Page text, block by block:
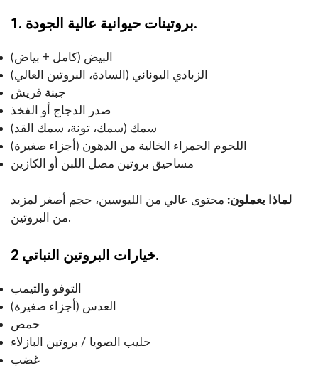
1. بروتينات حيوانية عالية الجودة.
البيض (كامل + بياض)
الزبادي اليوناني (السادة، البروتين العالي)
جبنة قريش
صدر الدجاج أو الفخذ
سمك (سمك، تونة، سمك القد)
اللحوم الحمراء الخالية من الدهون (أجزاء صغيرة)
مساحيق بروتين مصل اللبن أو الكازين
لماذا يعملون: محتوى عالي من الليوسين، حجم أصغر لمزيد
من البروتين.
2 خيارات البروتين النباتي.
التوفو والتيمب
العدس (أجزاء صغيرة)
حمص
حليب الصويا / بروتين البازلاء
غضب